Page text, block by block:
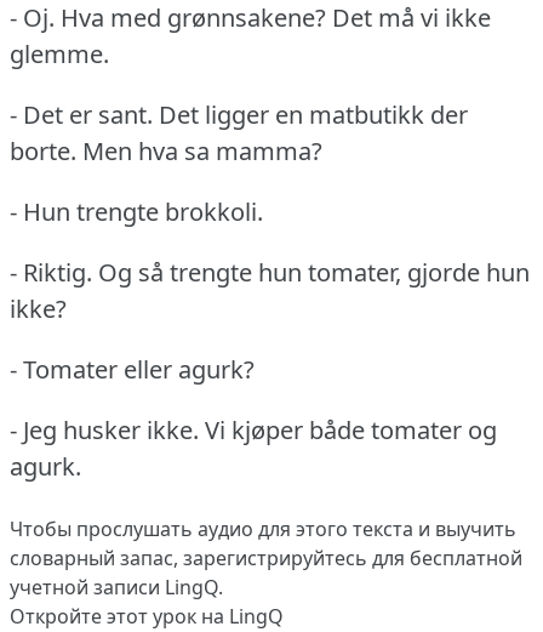
- Oj. Hva med grønnsakene? Det må vi ikke
glemme.
- Det er sant. Det ligger en matbutikk der
borte. Men hva sa mamma?
- Hun trengte brokkoli.
- Riktig. Og så trengte hun tomater, gjorde hun
ikke?
- Tomater eller agurk?
- Jeg husker ikke. Vi kjøper både tomater og
agurk.
Чтобы прослушать аудио для этого текста и выучить
словарный запас, зарегистрируйтесь для бесплатной
учетной записи LingQ.
Откройте этот урок на LingQ